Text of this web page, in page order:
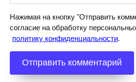
Нажимая на кнопку "Отправить
согласие на обработку
политику конфиденциальности.